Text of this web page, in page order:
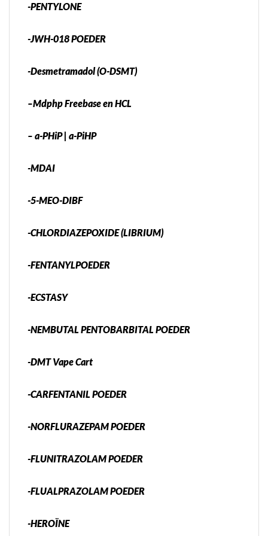
-PENTYLONE
-JWH-018 POEDER
-Desmetramadol (O-DSMT)
–Mdphp Freebase en HCL
– a-PHiP | a-PiHP
-MDAI
-5-MEO-DIBF
-CHLORDIAZEPOXIDE (LIBRIUM)
-FENTANYLPOEDER
-ECSTASY
-NEMBUTAL PENTOBARBITAL POEDER
-DMT Vape Cart
-CARFENTANIL POEDER
-NORFLURAZEPAM POEDER
-FLUNITRAZOLAM POEDER
-FLUALPRAZOLAM POEDER
-HEROÏNE